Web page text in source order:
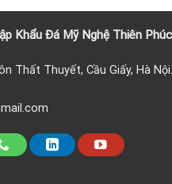
Khẩu ĐáMỹ Nghệ Thiên Phúc
Thất Thuyết, Cầu Giấy, Hà Nội.